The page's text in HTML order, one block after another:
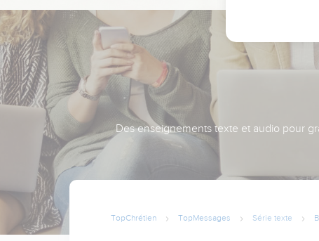
Des enseignements texte et audio pour
TopChrétien TopMessages Série texte